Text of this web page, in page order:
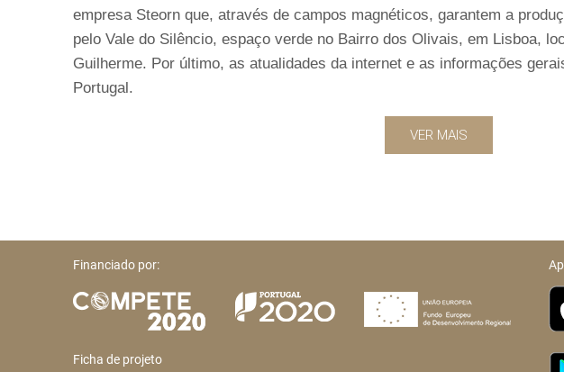
empresa Steorn que, através de campos magnéticos, garantem a
pelo Vale do Silêncio, espaço verde no Bairro dos Olivais, em Lisboa,
Guilherme. Por último, as atualidades da internet e as informações
Portugal.
VER MAIS
Financiado por:
Ficha de projeto